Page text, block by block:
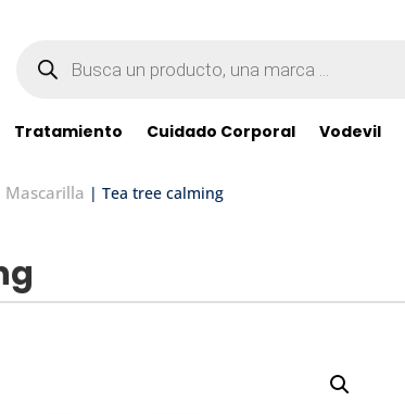
productos
Tratamiento Cuidado Corporal Vodevil
Mascarilla | Tea tree calming